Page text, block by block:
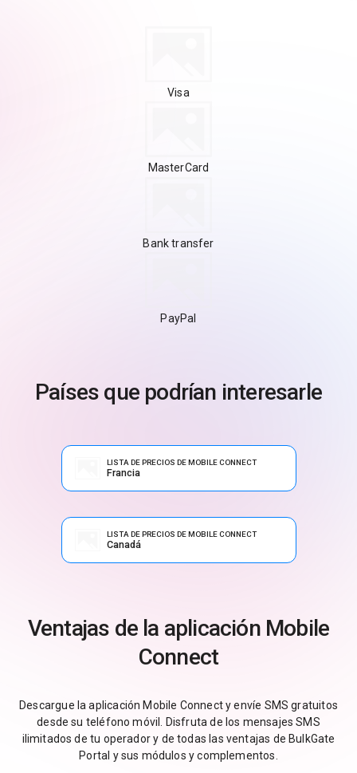
Visa
MasterCard
Bank transfer
PayPal
Países que podrían interesarle
LISTA DE PRECIOS DE MOBILE CONNECT
Francia
LISTA DE PRECIOS DE MOBILE CONNECT
Canadá
Ventajas de la aplicación Mobile
Connect
Descargue la aplicación Mobile Connect y envíe SMS gratuitos
desde su teléfono móvil. Disfruta de los mensajes SMS
ilimitados de tu operador y de todas las ventajas de BulkGate
Portal y sus módulos y complementos.